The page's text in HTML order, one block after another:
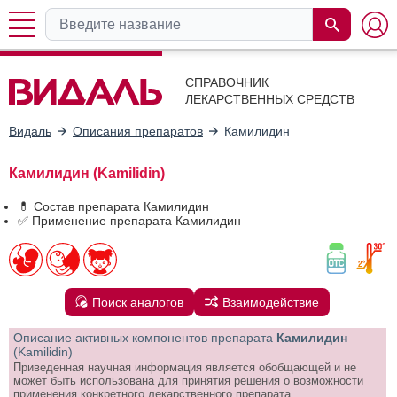
СПРАВОЧНИК
ЛЕКАРСТВЕННЫХ СРЕДСТВ
Видаль Описания препаратов Камилидин
Камилидин (Kamilidin)
💊 Состав препарата Камилидин
✅ Применение препарата Камилидин
Поиск аналогов Взаимодействие
Описание активных компонентов препарата Камилидин
(Kamilidin)
Приведенная научная информация является обобщающей и не
может быть использована для принятия решения о возможности
применения конкретного лекарственного препарата.